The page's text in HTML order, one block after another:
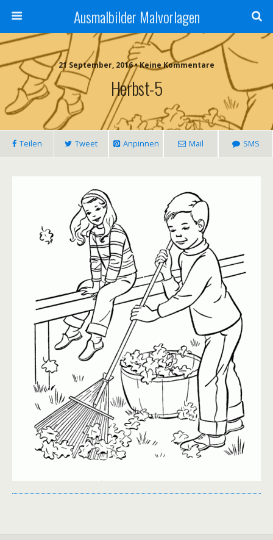
Ausmalbilder Malvorlagen
21 September, 2016 • Keine Kommentare
Herbst-5
Teilen Tweet Anpinnen Mail SMS